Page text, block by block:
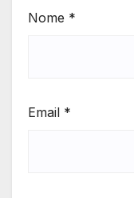
Nome *
Email *